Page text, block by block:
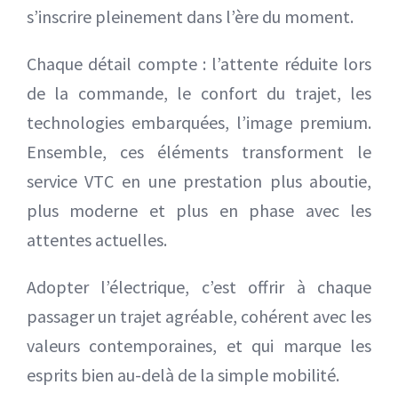
s’inscrire pleinement dans l’ère du moment.
Chaque détail compte : l’attente réduite lors
de la commande, le confort du trajet, les
technologies embarquées, l’image premium.
Ensemble, ces éléments transforment le
service VTC en une prestation plus aboutie,
plus moderne et plus en phase avec les
attentes actuelles.
Adopter l’électrique, c’est offrir à chaque
passager un trajet agréable, cohérent avec les
valeurs contemporaines, et qui marque les
esprits bien au-delà de la simple mobilité.